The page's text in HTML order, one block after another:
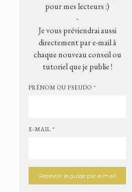
pour mes lecteurs :)
-
Je vous préviendrai aussi
directement par e-mail à
chaque nouveau conseil ou
tutoriel que je publie !
PRÉNOM OU PSEUDO *
E-MAIL *